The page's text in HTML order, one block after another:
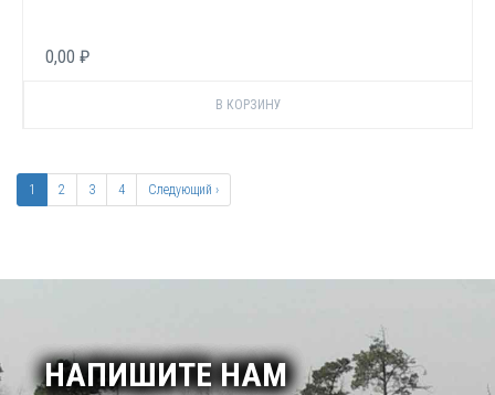
0,00 ₽
Нумерация
страниц
Текущая
страница
1 Page
2 Page
3 Page
4
Следующая
страница
Следующий ›
НАПИШИТЕ НАМ